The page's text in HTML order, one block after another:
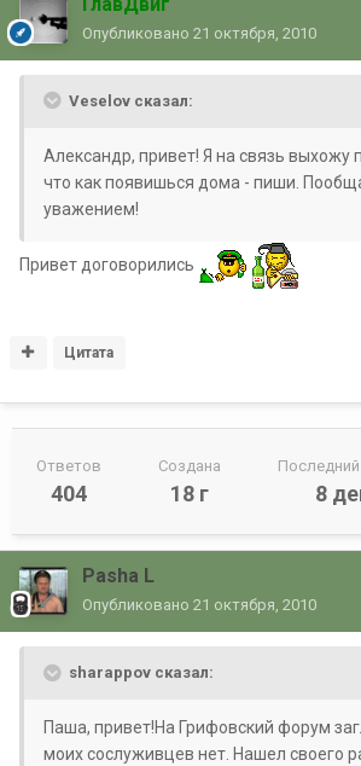
ГлавДвиг
Опубликовано 21 октября, 2010
Veselov сказал:
Александр, привет! Я на связь выхожу
что как появишься дома - пиши.
уважением!
Привет договорились
Цитата
Ответов
404
Создана
18 г 8
Pasha L
Опубликовано 21 октября, 2010
sharappov сказал:
Паша, привет!На Грифовский форум
моих сослуживцев нет. Нашел своего